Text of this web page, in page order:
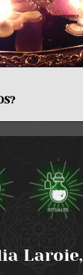
Laroie,